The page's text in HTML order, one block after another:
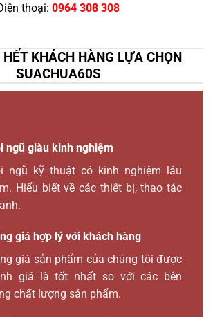
thoại: 0964 308 308
HẾT KHÁCH HÀNG LỰA CHỌN
SUACHUA60S
ngũ giàu kinh nghiệm
ngũ kỹ thuật có kinh nghiệm lâu
Hiểu biết về các thiết bị, thao tác
giá hợp lý với khách hàng
giá sản phẩm của chúng tôi được
giá là tốt nhất so với các bên
chất lượng sản phẩm.